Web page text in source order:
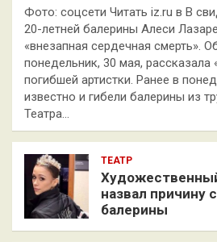
Фото: соцсети Читать iz.ru в В
20-летней балерины Алеси
«внезапная сердечная смерть».
понедельник, 30 мая, рассказала
погибшей артистки. Ранее в
известно и гибели балерины из
Театра…
ТЕАТР
назвал причину
балерины